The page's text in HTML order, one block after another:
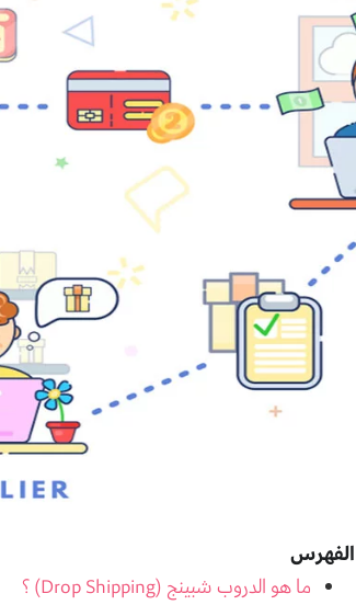
الفهرس
ما هو الدروب شبينج (Drop Shipping) ؟